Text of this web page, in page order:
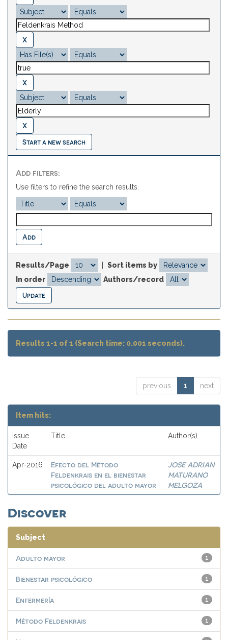
Start a new search
Add filters:
Use filters to refine the search results.
Results/Page
Sort items by
In order
Authors/record
Results 1-1 of 1 (Search time: 0.001 seconds).
previous 1 next
Item hits:
Issue
Date
Title Author(s)
Apr-2016
Efecto del Método
Feldenkrais en el bienestar
psicológico del adulto mayor
JOSE ADRIAN
MATURANO
MELGOZA
Discover
Subject
1
Adulto mayor
1
Bienestar psicológico
1
Enfermería
1
Método Feldenkrais